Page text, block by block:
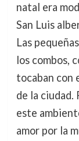
natal era
San Luis
Las
los combos,
tocaban con
de la ciudad.
este
amor por la